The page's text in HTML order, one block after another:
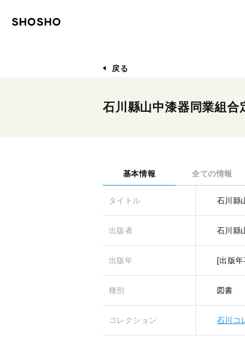
戻る
石川縣山中漆器同業組合
基本情報 全ての情報
タイトル 石川縣
出版者 石川縣
出版年 [出版年
種別 図書
コレクション 石川コ